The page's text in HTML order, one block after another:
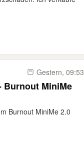
Gestern, 09:53
Burnout MiniMe
Burnout MiniMe 2.0